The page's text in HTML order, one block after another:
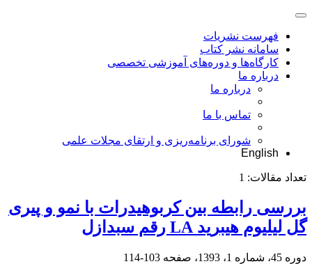
فهرست نشریات
سامانه نشر کتاب
کارگاه‌ها و دوره‌های آموزشی تخصصی
درباره ما
درباره ما
تماس با ما
شورای برنامه‌ریزی و ارتقای مجلات علمی
English
تعداد مقالات: 1
بررسی رابطه بین کربوهیدرات با نمو و پیری
گل لیلیوم هیبرید LA رقم سبدازل
دوره 45، شماره 1، 1393، صفحه 103-114